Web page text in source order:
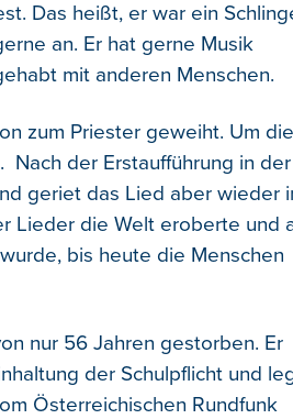
Das heißt, er war ein
an. Er hat gerne Musik
mit anderen Menschen.
zum Priester geweiht. Um
Nach der Erstaufführung in der
geriet das Lied aber wieder
Lieder die Welt eroberte und
bis heute die Menschen
nur 56 Jahren gestorben. Er
der Schulpflicht und
Österreichischen Rundfunk